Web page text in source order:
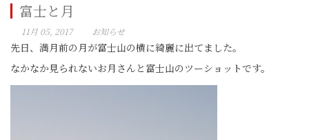
富士と月
11月 05, 2017 お知らせ
先日、満月前の月が富士山の横に綺麗に出てました。
なかなか見られないお月さんと富士山のツーショットです。